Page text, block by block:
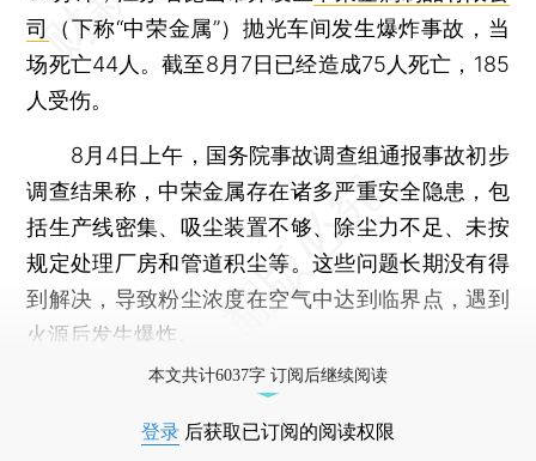
司
（下称“中荣金属”）抛光车间发生爆炸事故，当
场死亡44人。截至8月7日已经造成75人死亡，185
人受伤。
8月4日上午，国务院事故调查组通报事故初步
调查结果称，中荣金属存在诸多严重安全隐患，包
括生产线密集、吸尘装置不够、除尘力不足、未按
规定处理厂房和管道积尘等。这些问题长期没有得
到解决，导致粉尘浓度在空气中达到临界点，遇到
火源后发生爆炸。
本文共计6037字 订阅后继续阅读
登录 后获取已订阅的阅读权限